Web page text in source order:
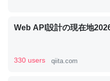
─ニュース :: 【研究発表】昆虫
いのか」に関する新仮説
Web API設計の現在地
330 users qiita.com